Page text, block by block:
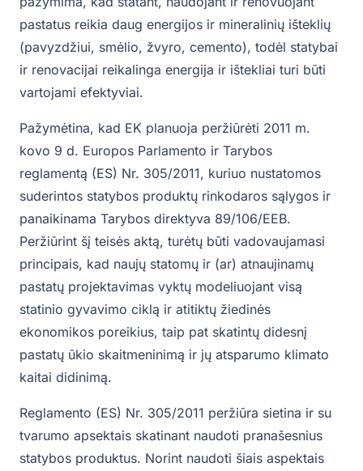
pastatus reikia daug energijos ir mineralinių išteklių
(pavyzdžiui, smėlio, žvyro, cemento), todėl statybai
ir renovacijai reikalinga energija ir ištekliai turi būti
vartojami efektyviai.
Pažymėtina, kad EK planuoja peržiūrėti 2011 m.
kovo 9 d. Europos Parlamento ir Tarybos
reglamentą (ES) Nr. 305/2011, kuriuo nustatomos
suderintos statybos produktų rinkodaros sąlygos ir
panaikinama Tarybos direktyva 89/106/EEB.
Peržiūrint šį teisės aktą, turėtų būti vadovaujamasi
principais, kad naujų statomų ir (ar) atnaujinamų
pastatų projektavimas vyktų modeliuojant visą
statinio gyvavimo ciklą ir atitiktų žiedinės
ekonomikos poreikius, taip pat skatintų didesnį
pastatų ūkio skaitmeninimą ir jų atsparumo klimato
kaitai didinimą.
Reglamento (ES) Nr. 305/2011 peržiūra sietina ir su
tvarumo apsektais skatinant naudoti pranašesnius
statybos produktus. Norint naudoti šiais aspektais